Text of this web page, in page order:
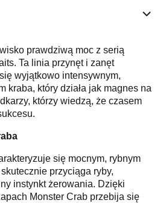
prawdziwą moc z serią
Ta linia przynęt i zanęt
wyjątkowo intensywnym,
kraba, który działa jak magnes na
którzy wiedzą, że czasem
się mocnym, rybnym
przyciąga ryby,
instynkt żerowania. Dzięki
Monster Crab przebija się